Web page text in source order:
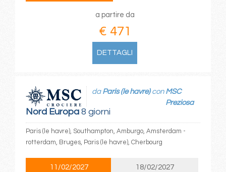
a partire da
€ 471
DETTAGLI
Nord Europa8 giorni
da Paris (le havre)con MSC
Preziosa
Paris (le havre), Southampton, Amburgo, Amsterdam -
rotterdam, Bruges, Paris (le havre), Cherbourg
11/02/2027
18/02/2027